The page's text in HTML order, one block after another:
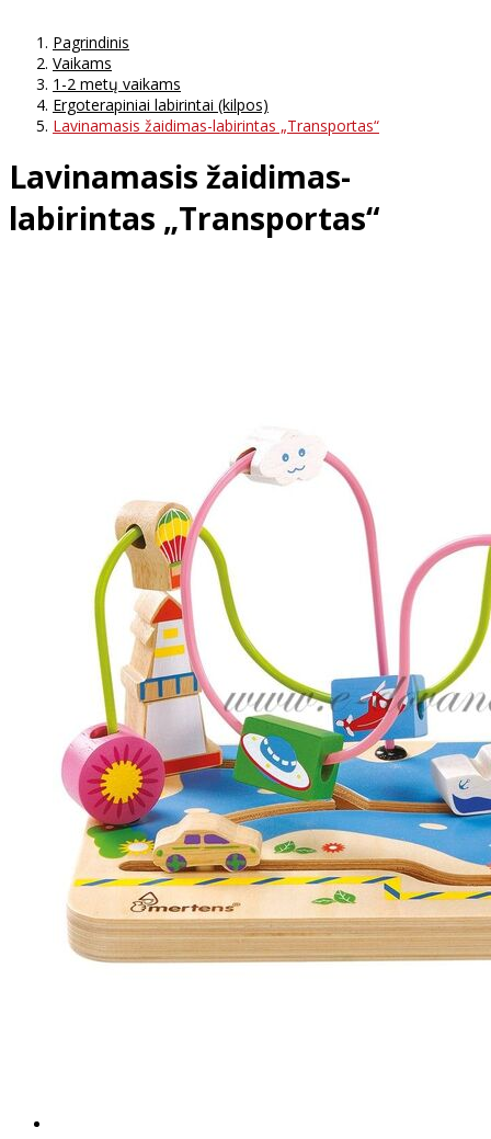
Pagrindinis
Vaikams
1-2 metų vaikams
Ergoterapiniai labirintai (kilpos)
Lavinamasis žaidimas-labirintas „Transportas“
Lavinamasis žaidimas-
labirintas „Transportas“